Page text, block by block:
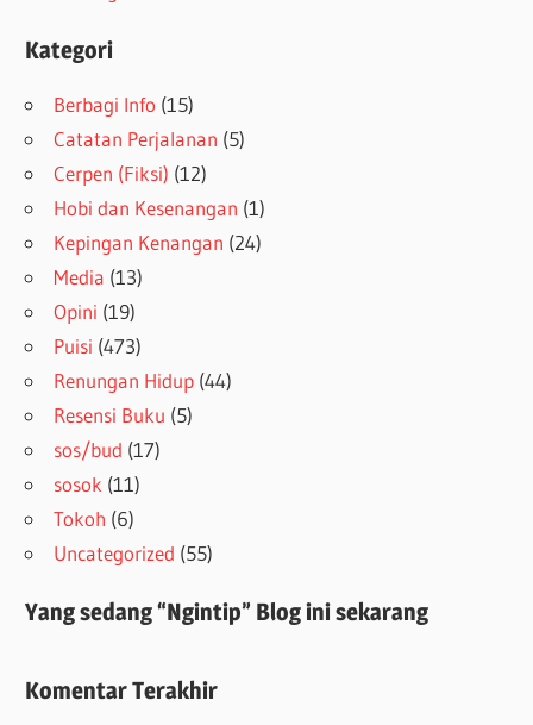
Kategori
Berbagi Info (15)
Catatan Perjalanan (5)
Cerpen (Fiksi) (12)
Hobi dan Kesenangan (1)
Kepingan Kenangan (24)
Media (13)
Opini (19)
Puisi (473)
Renungan Hidup (44)
Resensi Buku (5)
sos/bud (17)
sosok (11)
Tokoh (6)
Uncategorized (55)
Yang sedang “Ngintip” Blog ini sekarang
Komentar Terakhir